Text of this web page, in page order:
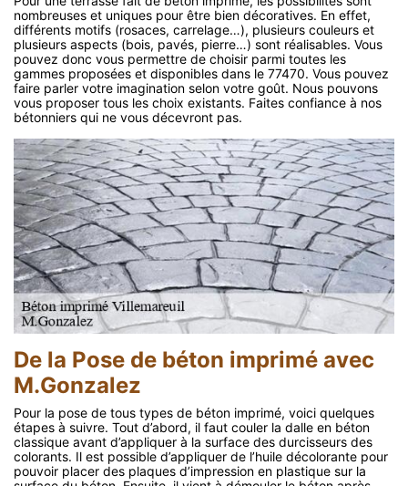
nombreuses et uniques pour être bien décoratives. En effet,
différents motifs (rosaces, carrelage…), plusieurs couleurs et
plusieurs aspects (bois, pavés, pierre…) sont réalisables. Vous
pouvez donc vous permettre de choisir parmi toutes les
gammes proposées et disponibles dans le 77470. Vous pouvez
faire parler votre imagination selon votre goût. Nous pouvons
vous proposer tous les choix existants. Faites confiance à nos
bétonniers qui ne vous décevront pas.
De la Pose de béton imprimé avec
M.Gonzalez
Pour la pose de tous types de béton imprimé, voici quelques
étapes à suivre. Tout d’abord, il faut couler la dalle en béton
classique avant d’appliquer à la surface des durcisseurs des
colorants. Il est possible d’appliquer de l’huile décolorante pour
pouvoir placer des plaques d’impression en plastique sur la